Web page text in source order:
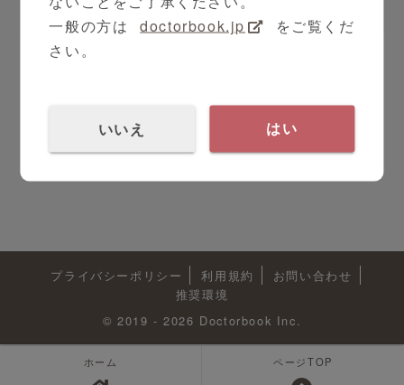
TOPへ戻る
プライバシーポリシー 利用規約
お問い合わせ
推奨環境
© 2019 - 2026 Doctorbook Inc.
ホーム ページTOP
一般の方は
doctorbook.jp
をご覧くだ
さい。
いいえ はい